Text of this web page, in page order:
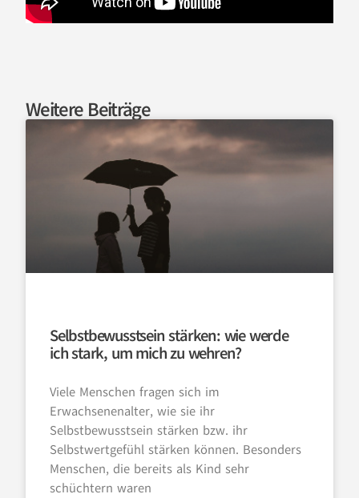
Weitere Beiträge
Selbstbewusstsein stärken: wie werde
ich stark, um mich zu wehren?
Viele Menschen fragen sich im
Erwachsenenalter, wie sie ihr
Selbstbewusstsein stärken bzw. ihr
Selbstwertgefühl stärken können. Besonders
Menschen, die bereits als Kind sehr
schüchtern waren